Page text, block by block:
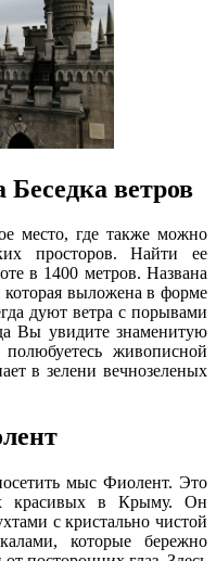
ветров
место, где также можно
просторов. Найти ее
в 1400 метров. Названа
которая выложена в форме
дуют ветра с порывами
Вы увидите знаменитую
живописной
в зелени вечнозеленых
мыс Фиолент. Это
красивых в Крыму. Он
с кристально чистой
которые бережно